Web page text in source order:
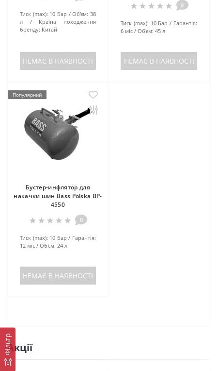
Фільтр
Тиск (max): 10 Бар Об'єм: 38
л
Країна походження
бренду: Китай
НЕМАЄ В НАЯВНОСТІ
0
Тиск (max): 10 Бар
Гарантія:
6 міс
Об'єм: 45 л
НЕМАЄ В НАЯВНОСТІ
Популярний
Бустер-инфлятор для
накачки шин Bass Polska BP-
4550
0
Тиск (max): 10 Бар
Гарантія:
12 міс
Об'єм: 24 л
НЕМАЄ В НАЯВНОСТІ
Акції